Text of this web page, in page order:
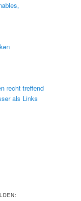
recht treffend
als Links